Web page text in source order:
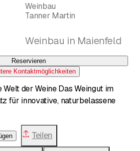
Weinbau
Tanner Martin
Weinbau in Maienfeld
Reservieren
Kontaktmöglichkeiten
Das Weingut im
für innovative, naturbelassene
Teilen